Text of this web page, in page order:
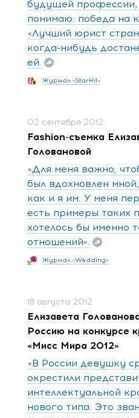
будущей профессии,
понимаю: победа на
«Лучший юрист
когда-нибудь
ей.
Журнал «StarHit»
02 сентября 2012
Fashion-съемка
Головановой
«Для меня важно,
был вдохновлен мной,
как и я им. У меня
есть примеры таких
хотелось бы именно
отношений».
Журнал «Wedding»
18 августа 2012
Елизавета
Россию на конкурсе
«Мисс Мира 2012»
«В России девушку
окрестили
интеллектуальной
нового типа. Это